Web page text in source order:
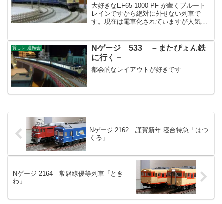
大好きなEF65-1000 PF が牽くブルート
レインですから絶対に外せない列車で
す。現在は電車化されていますが人気の
ですね！
貸しレ 運転会
Nゲージ 533 －またぴょん鉄
に行く－
都会的なレイアウトが好きです
Nゲージ 2162 謹賀新年 寝台特急「はつ
くる」
Nゲージ 2164 常磐線優等列車「とき
わ」